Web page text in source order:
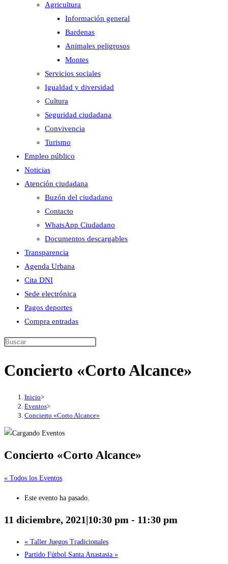
Agricultura
Información general
Bardenas
Animales peligrosos
Montes
Servicios sociales
Igualdad y diversidad
Cultura
Seguridad ciudadana
Convivencia
Turismo
Empleo público
Noticias
Atención ciudadana
Buzón del ciudadano
Contacto
WhatsApp Ciudadano
Documentos descargables
Transparencia
Agenda Urbana
Cita DNI
Sede electrónica
Pagos deportes
Compra entradas
Buscar
esta
Concierto «Corto Alcance»
Inicio>
Eventos>
Concierto «Corto Alcance»
Concierto «Corto Alcance»
« Todos los Eventos
Este evento ha pasado.
11 diciembre, 2021|10:30 pm - 11:30 pm
« Taller Juegos Tradicionales
Partido Fútbol Santa Anastasia »